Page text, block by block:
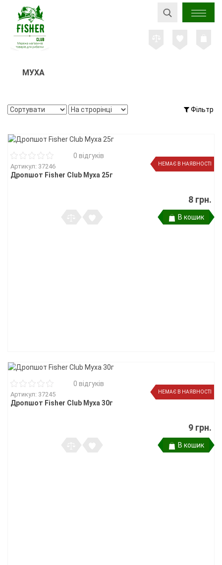
МУХА
Фільтр
НЕМАЄ В НАЯВНОСТІ
0 відгуків
Артикул: 37246
Дропшот Fisher Club Муха 25г
8 грн.
В кошик
НЕМАЄ В НАЯВНОСТІ
0 відгуків
Артикул: 37245
Дропшот Fisher Club Муха 30г
9 грн.
В кошик